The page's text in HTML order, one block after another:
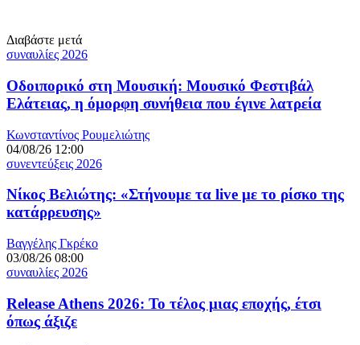
Διαβάστε μετά
συναυλίες 2026
Οδοιπορικό στη Μουσική: Μουσικό Φεστιβάλ
Ελάτειας, η όμορφη συνήθεια που έγινε λατρεία
Κωνσταντίνος Ρουμελιώτης
04/08/26 12:00
συνεντεύξεις 2026
Νίκος Βελιώτης: «Στήνουμε τα live με το ρίσκο της
κατάρρευσης»
Βαγγέλης Γκρέκο
03/08/26 08:00
συναυλίες 2026
Release Athens 2026: Το τέλος μιας εποχής, έτσι
όπως άξιζε